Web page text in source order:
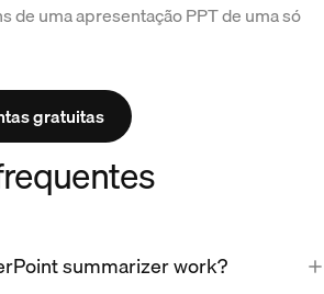
de uma apresentação PPT de uma só
gratuitas
summarizer work?